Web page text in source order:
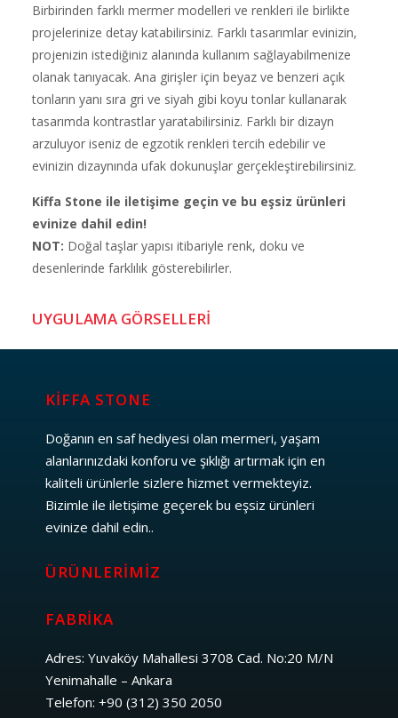
Birbirinden farklı mermer modelleri ve renkleri ile birlikte
projelerinize detay katabilirsiniz. Farklı tasarımlar evinizin,
projenizin istediğiniz alanında kullanım sağlayabilmenize
olanak tanıyacak. Ana girişler için beyaz ve benzeri açık
tonların yanı sıra gri ve siyah gibi koyu tonlar kullanarak
tasarımda kontrastlar yaratabilirsiniz. Farklı bir dizayn
arzuluyor iseniz de egzotik renkleri tercih edebilir ve
evinizin dizaynında ufak dokunuşlar gerçekleştirebilirsiniz.
Kiffa Stone ile iletişime geçin ve bu eşsiz ürünleri
evinize dahil edin!
NOT: Doğal taşlar yapısı itibariyle renk, doku ve
desenlerinde farklılık gösterebilirler.
UYGULAMA GÖRSELLERİ
KİFFA STONE
Doğanın en saf hediyesi olan mermeri, yaşam
alanlarınızdaki konforu ve şıklığı artırmak için en
kaliteli ürünlerle sizlere hizmet vermekteyiz.
Bizimle ile iletişime geçerek bu eşsiz ürünleri
evinize dahil edin..
ÜRÜNLERIMIZ
FABRIKA
Adres: Yuvaköy Mahallesi 3708 Cad. No:20 M/N
Yenimahalle – Ankara
Telefon: +90 (312) 350 2050